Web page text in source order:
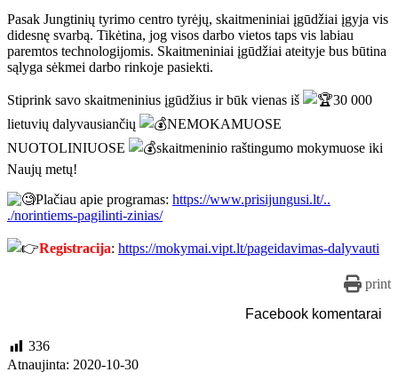
Pasak Jungtinių tyrimo centro tyrėjų, skaitmeniniai įgūdžiai įgyja vis
didesnę svarbą. Tikėtina, jog visos darbo vietos taps vis labiau
paremtos technologijomis. Skaitmeniniai įgūdžiai ateityje bus būtina
sąlyga sėkmei darbo rinkoje pasiekti.
Stiprink savo skaitmeninius įgūdžius ir būk vienas iš
30 000
lietuvių dalyvausiančių
NEMOKAMUOSE
NUOTOLINIUOSE
skaitmeninio raštingumo mokymuose iki
Naujų metų!
Plačiau apie programas: https://www.prisijungusi.lt/..
./norintiems-pagilinti-zinias/
Registracija: https://mokymai.vipt.lt/pageidavimas-dalyvauti
print
Facebook komentarai
336
Atnaujinta: 2020-10-30